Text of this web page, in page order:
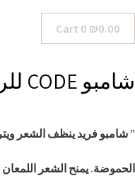
₪0.00
0
Cart
شامبو CODE للرجال 400 مل
” شامبو فريد ينظف الشعر
الحموضة. يمنح الشعر اللمعان